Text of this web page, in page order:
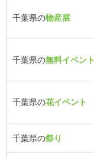
千葉県の物産展
千葉県の無料イベント
千葉県の花イベント
千葉県の祭り